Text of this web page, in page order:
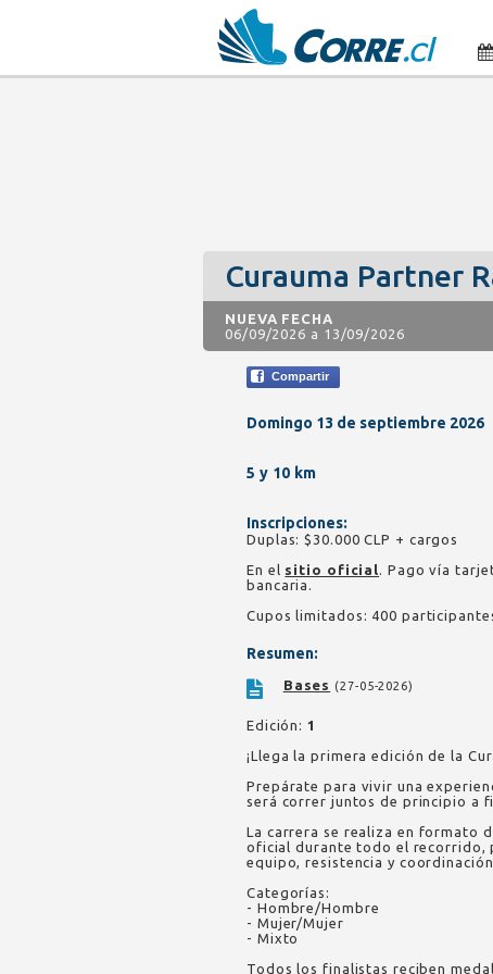
Curauma Partner
NUEVA FECHA
06/09/2026 a 13/09/2026
Compartir
Domingo 13 de septiembre 2026
5 y 10 km
Inscripciones:
Duplas: $30.000 CLP + cargos
En el sitio oficial. Pago vía
bancaria.
Cupos limitados: 400
Resumen:
Bases (27-05-2026)
Edición:1
¡Llega la primera edición de la
Prepárate para vivir una
será correr juntos de principio a
La carrera se realiza en formato
oficial durante todo el recorrido,
equipo, resistencia y
Categorías:
- Hombre/Hombre
- Mujer/Mujer
- Mixto
Todos los finalistas reciben